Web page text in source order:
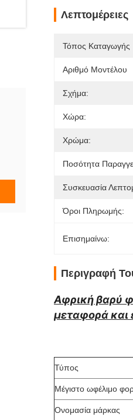
Λεπτομέρειες
Τόπος Καταγωγής
Αριθμό Μοντέλου
Σχήμα:
Χώρα:
Χρώμα:
Ποσότητα
Συσκευασία
Όροι Πληρωμής:
Επισημαίνω:
Περιγραφή
Αφρική βαρύ
μεταφορά
Τύπος
Μέγιστο ωφέλιμο
Ονομασία μάρκας